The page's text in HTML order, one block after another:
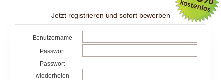
Jetzt registrieren und sofort bewerben
Benutzername
Passwort
Passwort
wiederholen